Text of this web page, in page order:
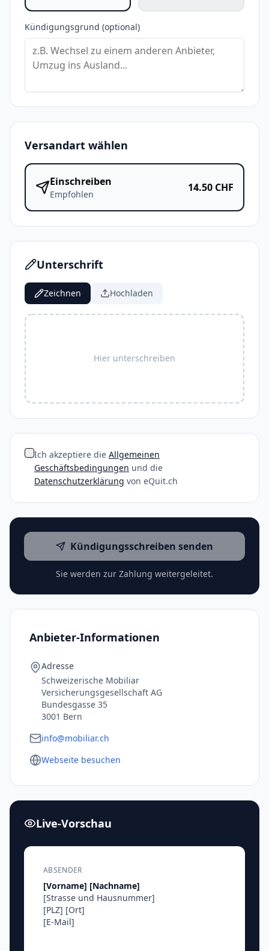
Kündigungsgrund (optional)
Versandart wählen
Einschreiben
Empfohlen
14.50 CHF
Unterschrift
Zeichnen Hochladen
Hier unterschreiben
Ich akzeptiere die Allgemeinen
Geschäftsbedingungen und die
Datenschutzerklärung von eQuit.ch
Kündigungsschreiben senden
Sie werden zur Zahlung weitergeleitet.
Anbieter-Informationen
Adresse
Schweizerische Mobiliar
Versicherungsgesellschaft AG
Bundesgasse 35
3001 Bern
info@mobiliar.ch
Webseite besuchen
Live-Vorschau
ABSENDER
[Vorname] [Nachname]
[Strasse und Hausnummer]
[PLZ] [Ort]
[E-Mail]